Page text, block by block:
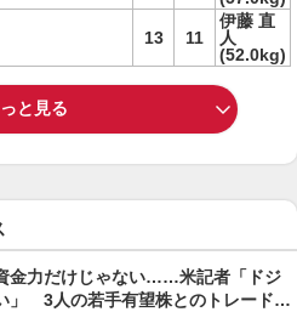
13 11
伊藤 直
人
(52.0kg)
と見る
金力だけじゃない……米記者「ドジ
」 3人の若手有望株とのトレード実